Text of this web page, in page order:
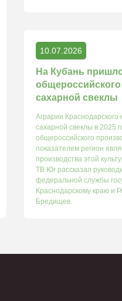
10.07.2026
На Кубань
сахарной свеклы
Аграрии
сахарной свеклы в 2025
общероссийского
показателем регион
производства этой
ТВ Юг рассказал
федеральной службы
Краснодарскому краю и
Бредищев.